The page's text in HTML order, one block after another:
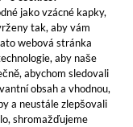
Riff
rašelinný
blendu.
jako vzácné kapky,
tak, aby vám
webová stránka
aby naše
abychom sledovali
obsah a vhodnou,
a neustále zlepšovali
shromažďujeme